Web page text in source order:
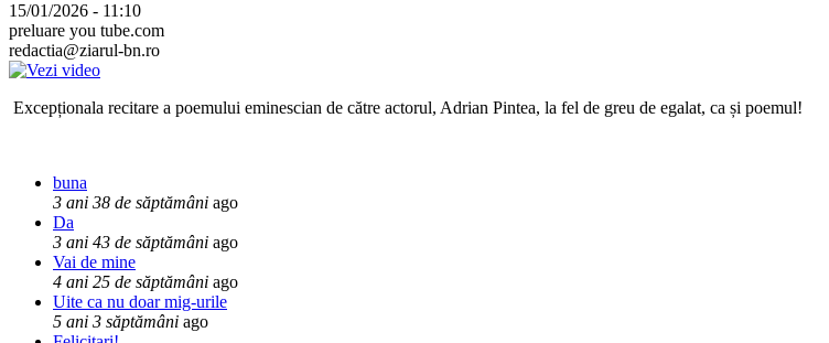
15/01/2026 - 11:10
preluare you tube.com
redactia@ziarul-bn.ro
Excepționala recitare a poemului eminescian de către actorul, Adrian Pintea, la fel de greu de egalat, ca și poemul!
buna
3 ani 38 de săptămâni ago
Da
3 ani 43 de săptămâni ago
Vai de mine
4 ani 25 de săptămâni ago
Uite ca nu doar mig-urile
5 ani 3 săptămâni ago